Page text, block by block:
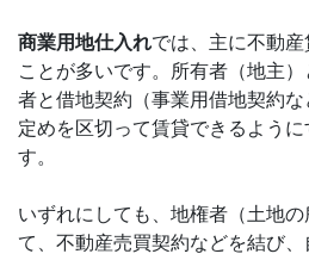
商業用地仕入れでは、主に不動
ことが多いです。所有者（地主
者と借地契約（事業用借地契約
定めを区切って賃貸できるよう
す。
いずれにしても、地権者（土地
て、不動産売買契約などを結び